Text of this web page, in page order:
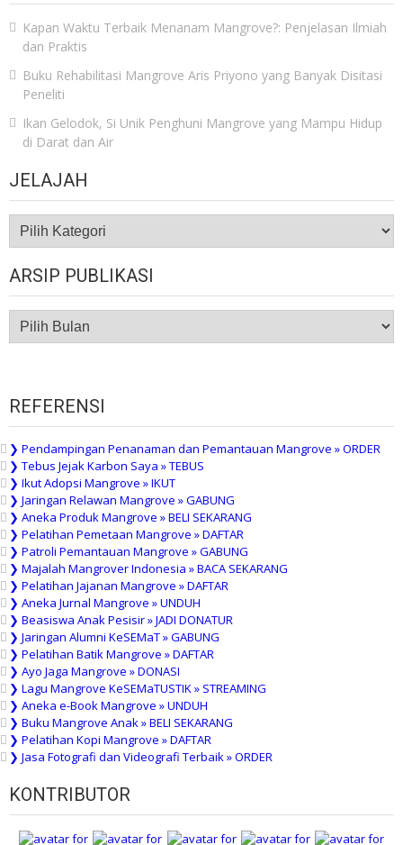
Kapan Waktu Terbaik Menanam Mangrove?: Penjelasan Ilmiah
dan Praktis
Buku Rehabilitasi Mangrove Aris Priyono yang Banyak Disitasi
Peneliti
Ikan Gelodok, Si Unik Penghuni Mangrove yang Mampu Hidup
di Darat dan Air
JELAJAH
JELAJAH
ARSIP PUBLIKASI
ARSIP
PUBLIKASI
REFERENSI
❯ Pendampingan Penanaman dan Pemantauan Mangrove » ORDER
❯ Tebus Jejak Karbon Saya » TEBUS
❯ Ikut Adopsi Mangrove » IKUT
❯ Jaringan Relawan Mangrove » GABUNG
❯ Aneka Produk Mangrove » BELI SEKARANG
❯ Pelatihan Pemetaan Mangrove » DAFTAR
❯ Patroli Pemantauan Mangrove » GABUNG
❯ Majalah Mangrover Indonesia » BACA SEKARANG
❯ Pelatihan Jajanan Mangrove » DAFTAR
❯ Aneka Jurnal Mangrove » UNDUH
❯ Beasiswa Anak Pesisir » JADI DONATUR
❯ Jaringan Alumni KeSEMaT » GABUNG
❯ Pelatihan Batik Mangrove » DAFTAR
❯ Ayo Jaga Mangrove » DONASI
❯ Lagu Mangrove KeSEMaTUSTIK » STREAMING
❯ Aneka e-Book Mangrove » UNDUH
❯ Buku Mangrove Anak » BELI SEKARANG
❯ Pelatihan Kopi Mangrove » DAFTAR
❯ Jasa Fotografi dan Videografi Terbaik » ORDER
KONTRIBUTOR